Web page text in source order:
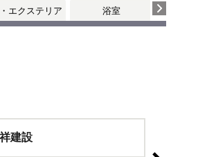
エクステリア 浴室
建設